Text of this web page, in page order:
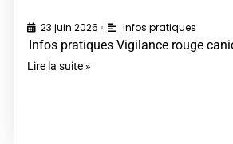
23 juin 2026 • Infos pratiques
Infos pratiques Vigilance rouge
Lire la suite »